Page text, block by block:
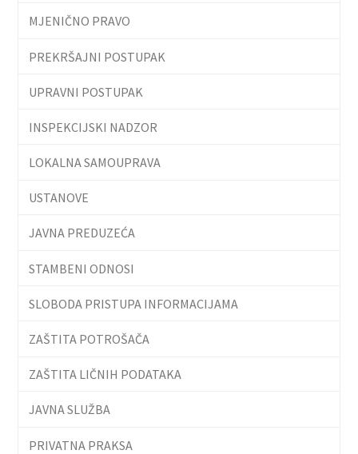
MJENIČNO PRAVO
PREKRŠAJNI POSTUPAK
UPRAVNI POSTUPAK
INSPEKCIJSKI NADZOR
LOKALNA SAMOUPRAVA
USTANOVE
JAVNA PREDUZEĆA
STAMBENI ODNOSI
SLOBODA PRISTUPA INFORMACIJAMA
ZAŠTITA POTROŠAČA
ZAŠTITA LIČNIH PODATAKA
JAVNA SLUŽBA
PRIVATNA PRAKSA